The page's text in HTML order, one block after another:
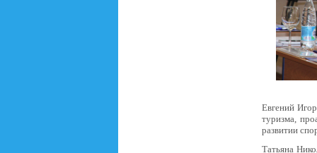
Евгений
туризма,
развитии
Татьяна